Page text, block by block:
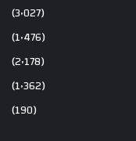
(3٬027)
(1٬476)
(2٬178)
(1٬362)
(190)